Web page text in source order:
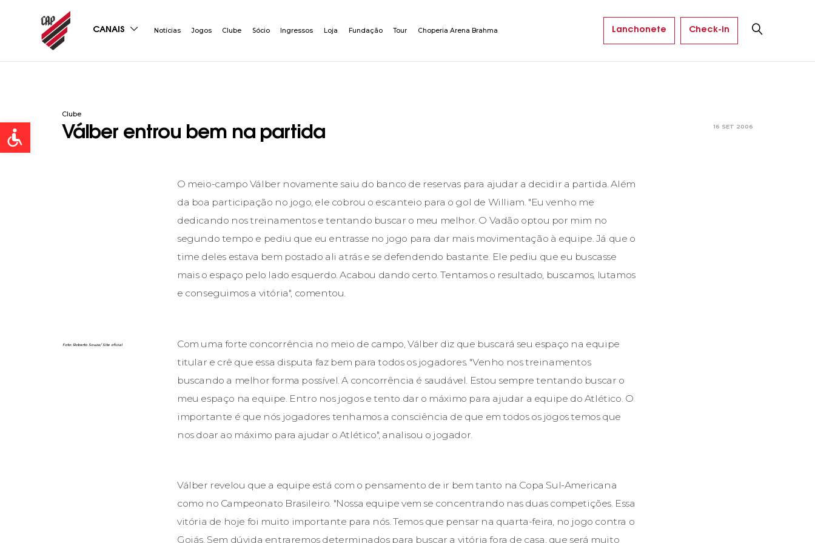
Open toolbar
CANAIS Notícias Jogos Clube Sócio Ingressos Loja Fundação Tour Choperia Arena Brahma Lanchonete Check-in
Clube
Válber entrou bem na partida 16 SET 2006
O meio-campo Válber novamente saiu do banco de reservas para ajudar a decidir a partida. Além
da boa participação no jogo, ele cobrou o escanteio para o gol de William. "Eu venho me
dedicando nos treinamentos e tentando buscar o meu melhor. O Vadão optou por mim no
segundo tempo e pediu que eu entrasse no jogo para dar mais movimentação à equipe. Já que o
time deles estava bem postado ali atrás e se defendendo bastante. Ele pediu que eu buscasse
mais o espaço pelo lado esquerdo. Acabou dando certo. Tentamos o resultado, buscamos, lutamos
e conseguimos a vitória", comentou.
Foto: Roberto Souza/ Site oficial
Com uma forte concorrência no meio de campo, Válber diz que buscará seu espaço na equipe
titular e crê que essa disputa faz bem para todos os jogadores. "Venho nos treinamentos
buscando a melhor forma possível. A concorrência é saudável. Estou sempre tentando buscar o
meu espaço na equipe. Entro nos jogos e tento dar o máximo para ajudar a equipe do Atlético. O
importante é que nós jogadores tenhamos a consciência de que em todos os jogos temos que
nos doar ao máximo para ajudar o Atlético", analisou o jogador.
Válber revelou que a equipe está com o pensamento de ir bem tanto na Copa Sul-Americana
como no Campeonato Brasileiro. "Nossa equipe vem se concentrando nas duas competições. Essa
vitória de hoje foi muito importante para nós. Temos que pensar na quarta-feira, no jogo contra o
Goiás. Sem dúvida entraremos determinados para buscar a vitória fora de casa, que será muito